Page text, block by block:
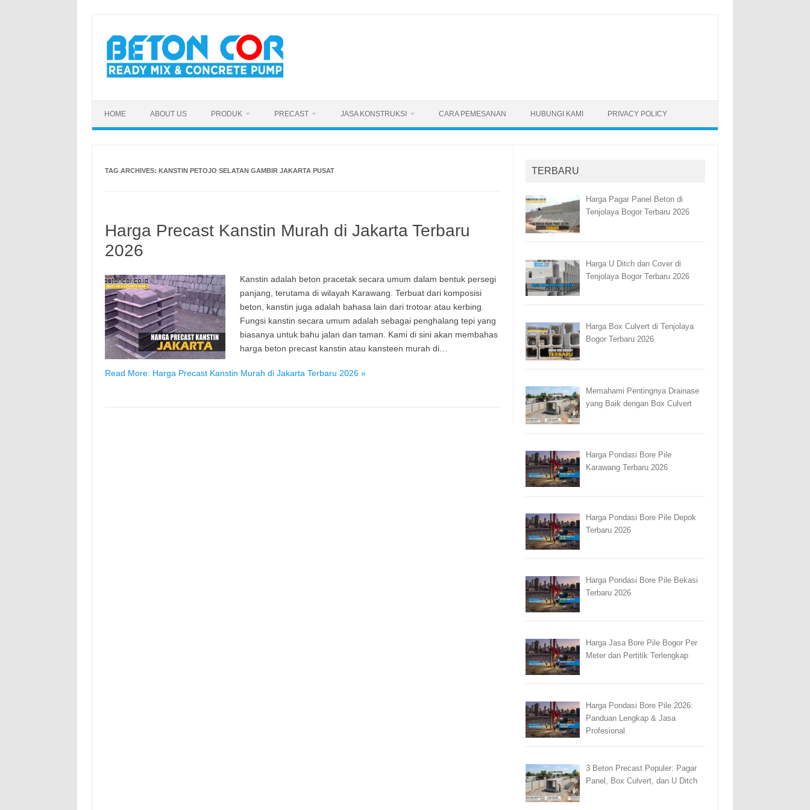
content
HOME ABOUT US PRODUK PRECAST JASA KONSTRUKSI CARA PEMESANAN HUBUNGI KAMI PRIVACY POLICY
TAG ARCHIVES: KANSTIN PETOJO SELATAN GAMBIR JAKARTA PUSAT
Harga Precast Kanstin Murah di Jakarta Terbaru
2026
Kanstin adalah beton pracetak secara umum dalam bentuk persegi
panjang, terutama di wilayah Karawang. Terbuat dari komposisi
beton, kanstin juga adalah bahasa lain dari trotoar atau kerbing.
Fungsi kanstin secara umum adalah sebagai penghalang tepi yang
biasanya untuk bahu jalan dan taman. Kami di sini akan membahas
harga beton precast kanstin atau kansteen murah di…
Read More: Harga Precast Kanstin Murah di Jakarta Terbaru 2026 »
TERBARU
Harga Pagar Panel Beton di
Tenjolaya Bogor Terbaru 2026
Harga U Ditch dan Cover di
Tenjolaya Bogor Terbaru 2026
Harga Box Culvert di Tenjolaya
Bogor Terbaru 2026
Memahami Pentingnya Drainase
yang Baik dengan Box Culvert
Harga Pondasi Bore Pile
Karawang Terbaru 2026
Harga Pondasi Bore Pile Depok
Terbaru 2026
Harga Pondasi Bore Pile Bekasi
Terbaru 2026
Harga Jasa Bore Pile Bogor Per
Meter dan Pertitik Terlengkap
Harga Pondasi Bore Pile 2026:
Panduan Lengkap & Jasa
Profesional
3 Beton Precast Populer: Pagar
Panel, Box Culvert, dan U Ditch